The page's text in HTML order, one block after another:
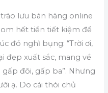
lưu bán hàng online
hết tiền tiết kiệm để
đó nghĩ bụng: “Trời ơi,
đẹp xuất sắc, mang về
đôi, gấp ba”. Nhưng
ạ. Do cái thói chủ